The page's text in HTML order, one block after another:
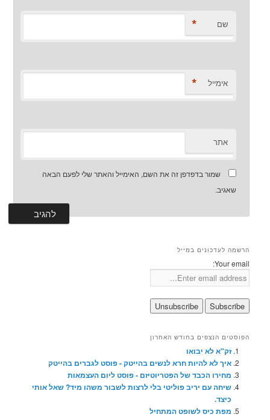
שם *
אימייל *
אתר
שמור בדפדפן זה את השם, האימייל והאתר שלי לפעם הבאה
שאגיב.
הרשמה לעדכונים במייל
Your email:
הפוסטים הנצפים בחודש האחרון
זק"א לא יבואו
איך לא להיות חרא לנשים בהייטק - פוסט לגברים בהייטק
מחירו הכבד של הפטריוטיזם - פוסט ליום העצמאות
שיחה עם יריב פוליטי בלי לרצות לשבור משהו מיד? שאל אותי
כיצד.
מפת כיס לשופט המתחיל